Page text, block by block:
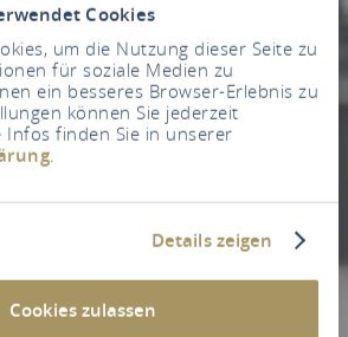
Cookies
um die Nutzung dieser Seite zu
für soziale Medien zu
ein besseres Browser-Erlebnis zu
können Sie jederzeit
Infos finden Sie in unserer
.
Details zeigen
Cookies zulassen